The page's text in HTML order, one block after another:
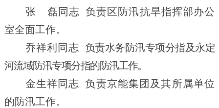
张
磊同志 负责 区防汛抗旱指挥部办公
室全面工作。
乔祥利 同志 负责水务防汛专项分指及永定
河流域防汛专项分指的防汛工作。
金生祥同志 负责京能集团及其所属单位
的防汛工作。